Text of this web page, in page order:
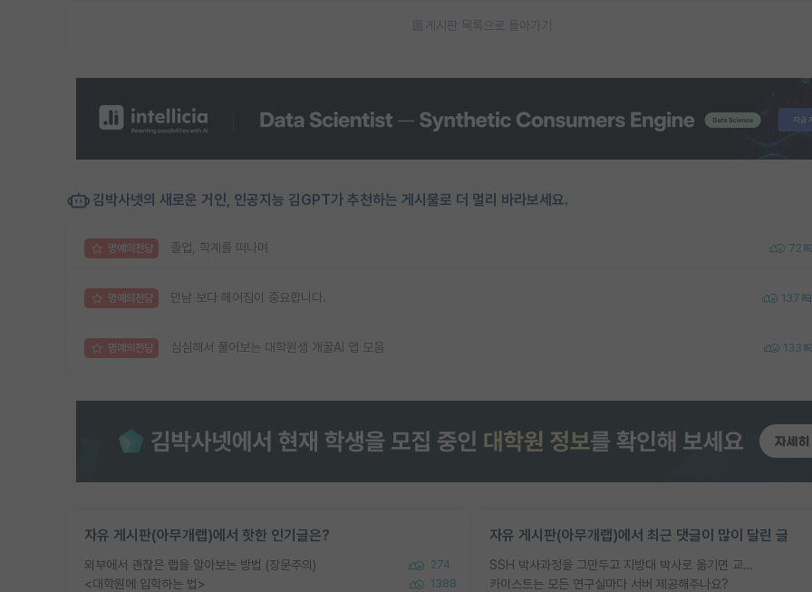
게시판 목록으로 돌아가기
김박사넷의 새로운 거인, 인공지능 김GPT가 추천하는 게시물로 더 멀리 바라보세요.
명예의전당 졸업, 학계를 떠나며 72
명예의전당 만남 보다 헤어짐이 중요합니다. 137
명예의전당 심심해서 풀어보는 대학원생 개꿀AI 앱 모음 133
자유 게시판(아무개랩)에서 핫한 인기글은?
외부에서 괜찮은 랩을 알아보는 방법 (장문주의) 274
<대학원에 입학하는 법> 1388
자유 게시판(아무개랩)에서 최근 댓글이 많이 달린 글
SSH 박사과정을 그만두고 지방대 박사로 옮기면 교수의 꿈은 끝일까요?
카이스트는 모든 연구실마다 서버 제공해주나요?